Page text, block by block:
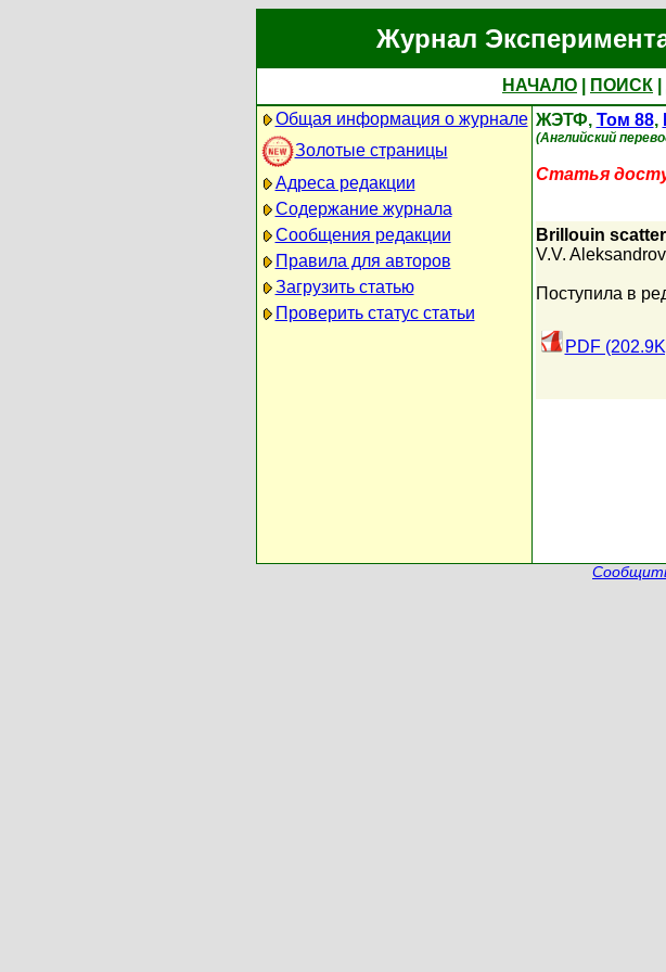
Журнал
НАЧАЛО ПОИСК
Общая информация о журнале
Золотые страницы
Адреса редакции
Содержание журнала
Сообщения редакции
Правила для авторов
Загрузить статью
Проверить статус статьи
ЖЭТФ, Том 88,
(Английский
Статья
Brillouin
V.V. Aleksandrov
Поступила в
PDF